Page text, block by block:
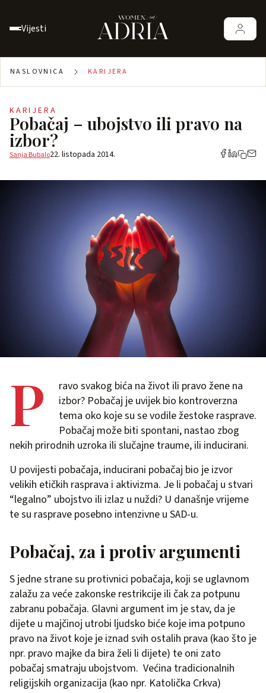
Vijesti
NASLOVNICA KARIJERA
KARIJERA
Pobačaj – ubojstvo ili pravo na
izbor?
Sanja Bubalo22. listopada 2014.
P
ravo svakog bića na život ili pravo žene na
izbor? Pobačaj je uvijek bio kontroverzna
tema oko koje su se vodile žestoke rasprave.
Pobačaj može biti spontani, nastao zbog
nekih prirodnih uzroka ili slučajne traume, ili inducirani.
U povijesti pobačaja, inducirani pobačaj bio je izvor
velikih etičkih rasprava i aktivizma. Je li pobačaj u stvari
“legalno” ubojstvo ili izlaz u nuždi? U današnje vrijeme
te su rasprave posebno intenzivne u SAD-u.
Pobačaj, za i protiv argumenti
S jedne strane su protivnici pobačaja, koji se uglavnom
zalažu za veće zakonske restrikcije ili čak za potpunu
zabranu pobačaja. Glavni argument im je stav, da je
dijete u majčinoj utrobi ljudsko biće koje ima potpuno
pravo na život koje je iznad svih ostalih prava (kao što je
npr. pravo majke da bira želi li dijete) te oni zato
pobačaj smatraju ubojstvom. Većina tradicionalnih
religijskih organizacija (kao npr. Katolička Crkva)